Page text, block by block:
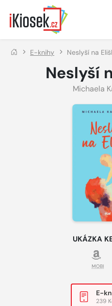
Přejít na hlavní obsah
E-knihy Neslyší na
Neslyší
Michaela
UKÁZKA
MOBI
E-
239